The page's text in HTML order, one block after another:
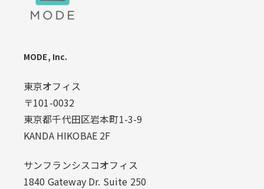
MODE, Inc.
東京オフィス
〒101-0032
東京都千代田区岩本町1-3-9
KANDA HIKOBAE 2F
サンフランシスコオフィス
1840 Gateway Dr. Suite 250